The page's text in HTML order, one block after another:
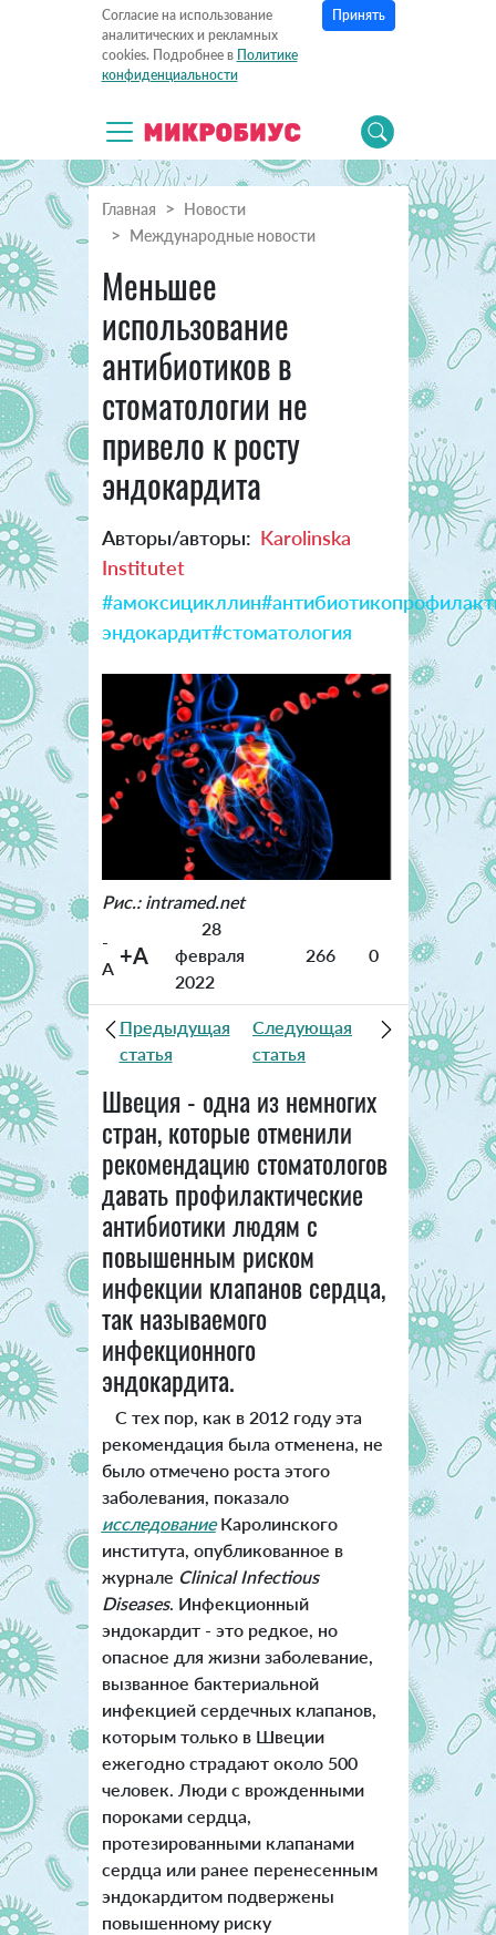
Согласие на использование
аналитических и рекламных
cookies. Подробнее в Политике
конфиденциальности
Принять
Главная
Новости
Международные новости
Меньшее
использование
антибиотиков в
стоматологии не
привело к росту
эндокардита
Авторы/авторы: Karolinska
Institutet
#амоксицикллин
эндокардит#стоматология
Рис.: intramed.net
-
A +A
28
февраля
2022
266 0
Предыдущая
статья
Следующая
статья
Швеция - одна из немногих
стран, которые отменили
рекомендацию стоматологов
давать профилактические
антибиотики людям с
повышенным риском
инфекции клапанов сердца,
так называемого
инфекционного
эндокардита.
С тех пор, как в 2012 году эта
рекомендация была отменена, не
было отмечено роста этого
заболевания, показало
исследованиеКаролинского
института, опубликованное в
журнале Clinical Infectious
Diseases. Инфекционный
эндокардит - это редкое, но
опасное для жизни заболевание,
вызванное бактериальной
инфекцией сердечных клапанов,
которым только в Швеции
ежегодно страдают около 500
человек. Люди с врожденными
пороками сердца,
протезированными клапанами
сердца или ранее перенесенным
эндокардитом подвержены
повышенному риску